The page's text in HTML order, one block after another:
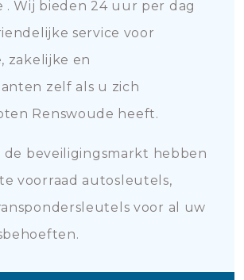
. Wij bieden 24 uur per dag
service voor
zakelijke en
zelf als u zich
Renswoude heeft.
de beveiligingsmarkt hebben
voorraad autosleutels,
voor al uw